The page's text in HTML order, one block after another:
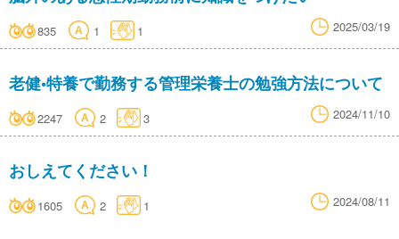
835 1 1 2025/03/19
老健•特養で勤務する管理栄養士の勉強方法について
2247 2 3 2024/11/10
おしえてください！
1605 2 1 2024/08/11